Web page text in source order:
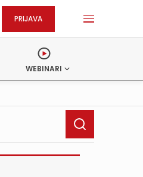
PRIJAVA
WEBINARI